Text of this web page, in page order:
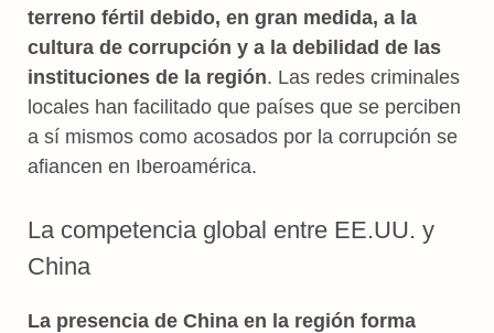
terreno fértil debido, en gran medida, a la
cultura de corrupción y a la debilidad de las
instituciones de la región. Las redes criminales
locales han facilitado que países que se perciben
a sí mismos como acosados por la corrupción se
afiancen en Iberoamérica.
La competencia global entre EE.UU. y
China
La presencia de China en la región forma